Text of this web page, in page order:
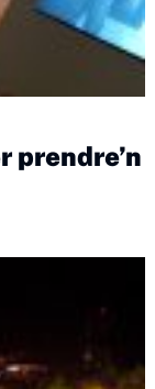
prendre’n